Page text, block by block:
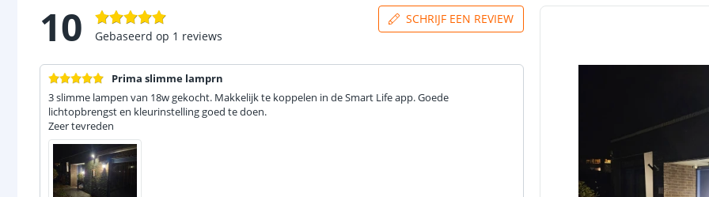
10 Gebaseerd op 1 reviews
SCHRIJF EEN REVIEW
Prima slimme lamprn
3 slimme lampen van 18w gekocht. Makkelijk te koppelen in de Smart Life app. Goede
lichtopbrengst en kleurinstelling goed te doen.
Zeer tevreden